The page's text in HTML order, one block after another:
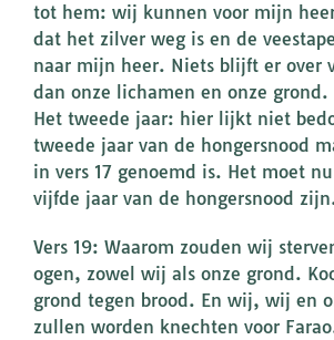
tot hem: wij kunnen voor mijn
dat het zilver weg is en de
naar mijn heer. Niets blijft er over
dan onze lichamen en onze grond.
Het tweede jaar: hier lijkt niet
tweede jaar van de hongersnood
in vers 17 genoemd is. Het moet
vijfde jaar van de hongersnood
Vers 19: Waarom zouden wij
ogen, zowel wij als onze grond.
grond tegen brood. En wij, wij en
zullen worden knechten voor